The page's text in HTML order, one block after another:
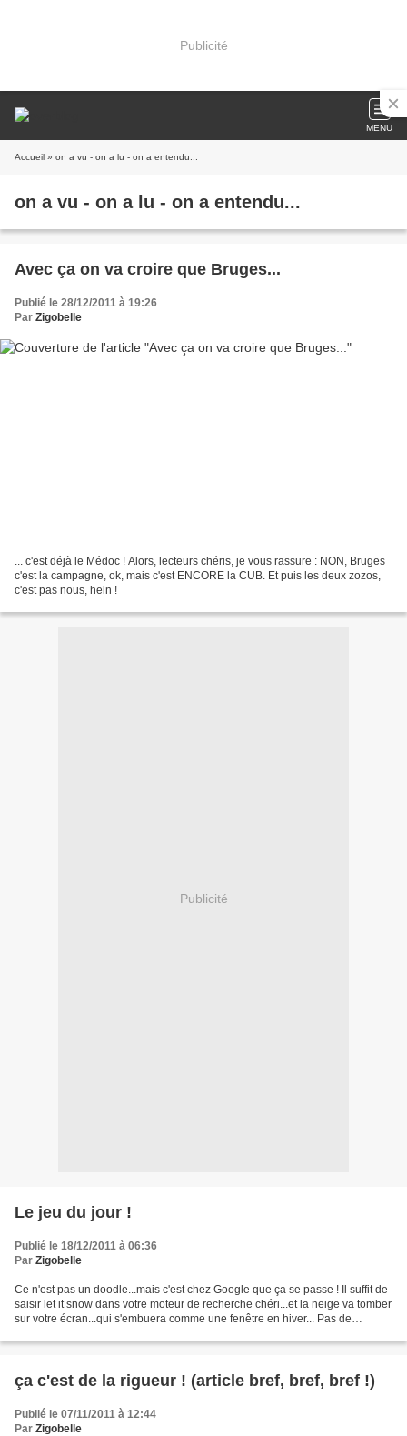
Publicité
MENU
Accueil » on a vu - on a lu - on a entendu...
on a vu - on a lu - on a entendu...
Avec ça on va croire que Bruges...
Publié le 28/12/2011 à 19:26
Par Zigobelle
... c'est déjà le Médoc ! Alors, lecteurs chéris, je vous rassure : NON, Bruges
c'est la campagne, ok, mais c'est ENCORE la CUB. Et puis les deux zozos,
c'est pas nous, hein !
Publicité
Le jeu du jour !
Publié le 18/12/2011 à 06:36
Par Zigobelle
Ce n'est pas un doodle...mais c'est chez Google que ça se passe ! Il suffit de
saisir let it snow dans votre moteur de recherche chéri...et la neige va tomber
sur votre écran...qui s'embuera comme une fenêtre en hiver... Pas de
ça c'est de la rigueur ! (article bref, bref, bref !)
Publié le 07/11/2011 à 12:44
Par Zigobelle